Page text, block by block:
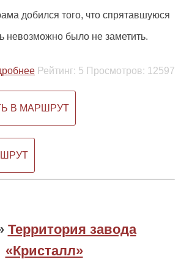
добился того, что спрятавшуюся
невозможно было не заметить.
Рейтинг: 5 Просмотров: 12597
В МАРШРУТ
Территория завода
«Кристалл»